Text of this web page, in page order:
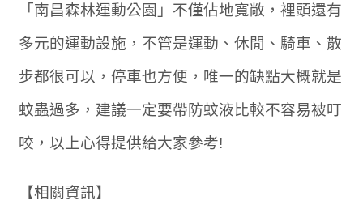
「南昌森林運動公園」不僅佔地寬敞，裡頭還有
多元的運動設施，不管是運動、休閒、騎車、散
步都很可以，停車也方便，唯一的缺點大概就是
蚊蟲過多，建議一定要帶防蚊液比較不容易被叮
咬，以上心得提供給大家參考!
【相關資訊】